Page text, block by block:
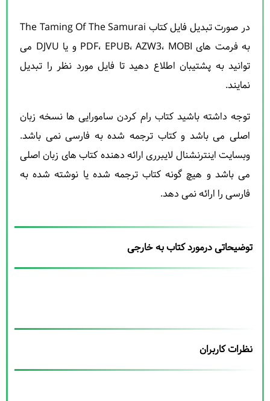
در صورت تبدیل فایل کتاب The Taming Of The Samurai
به فرمت های PDF، EPUB، AZW3، MOBI و یا DJVU می
توانید به پشتیبان اطلاع دهید تا فایل مورد نظر را تبدیل
نمایند.
توجه داشته باشید کتاب رام کردن سامورایی ها نسخه زبان
اصلی می باشد و کتاب ترجمه شده به فارسی نمی باشد.
وبسایت اینترنشنال لایبرری ارائه دهنده کتاب های زبان اصلی
می باشد و هیچ گونه کتاب ترجمه شده یا نوشته شده به
فارسی را ارائه نمی دهد.
توضیحاتی درمورد کتاب به خارجی
نظرات کاربران